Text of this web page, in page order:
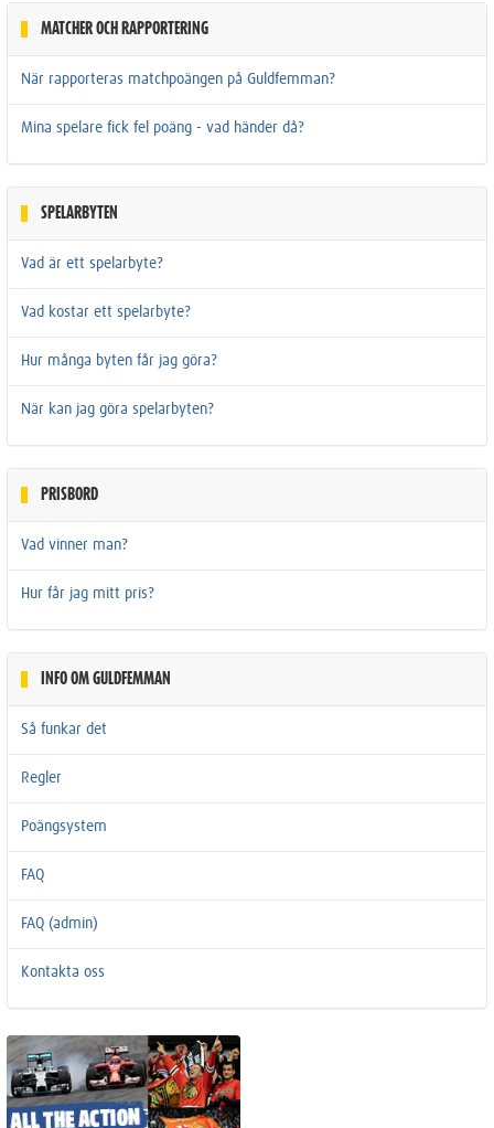
MATCHER OCH RAPPORTERING
När rapporteras matchpoängen på Guldfemman?
Mina spelare fick fel poäng - vad händer då?
SPELARBYTEN
Vad är ett spelarbyte?
Vad kostar ett spelarbyte?
Hur många byten får jag göra?
När kan jag göra spelarbyten?
PRISBORD
Vad vinner man?
Hur får jag mitt pris?
INFO OM GULDFEMMAN
Så funkar det
Regler
Poängsystem
FAQ
FAQ (admin)
Kontakta oss